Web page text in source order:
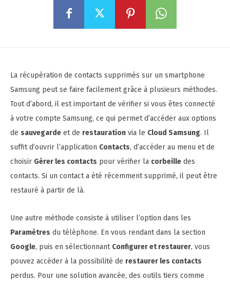
La récupération de contacts supprimés sur un smartphone
Samsung peut se faire facilement grâce à plusieurs méthodes.
Tout d’abord, il est important de vérifier si vous êtes connecté
à votre compte Samsung, ce qui permet d’accéder aux options
de sauvegarde et de restauration via le Cloud Samsung. Il
suffit d’ouvrir l’application Contacts, d’accéder au menu et de
choisir Gérer les contacts pour vérifier la corbeille des
contacts. Si un contact a été récemment supprimé, il peut être
restauré à partir de là.
Une autre méthode consiste à utiliser l’option dans les
Paramètres du téléphone. En vous rendant dans la section
Google, puis en sélectionnant Configurer et restaurer, vous
pouvez accéder à la possibilité de restaurer les contacts
perdus. Pour une solution avancée, des outils tiers comme